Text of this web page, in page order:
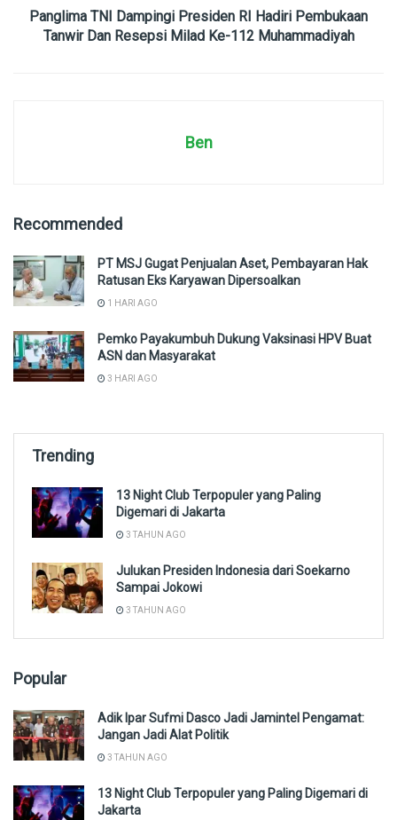
Panglima TNI Dampingi Presiden RI Hadiri Pembukaan
Tanwir Dan Resepsi Milad Ke-112 Muhammadiyah
Ben
Recommended
PT MSJ Gugat Penjualan Aset, Pembayaran Hak
Ratusan Eks Karyawan Dipersoalkan
1 HARI AGO
Pemko Payakumbuh Dukung Vaksinasi HPV Buat
ASN dan Masyarakat
3 HARI AGO
Trending
13 Night Club Terpopuler yang Paling
Digemari di Jakarta
3 TAHUN AGO
Julukan Presiden Indonesia dari Soekarno
Sampai Jokowi
3 TAHUN AGO
Popular
Adik Ipar Sufmi Dasco Jadi Jamintel Pengamat:
Jangan Jadi Alat Politik
3 TAHUN AGO
13 Night Club Terpopuler yang Paling Digemari di
Jakarta